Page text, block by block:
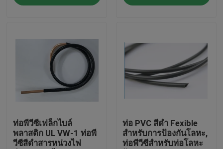
ขอใบเสนอราคา
ท่อพีวีซียืดหยุ่น
ท่ออ่อนลูกฟูก
ท่อพีวีซีเฟล็กไบล์
พลาสติก UL VW-1 ท่อพี
วีซีสีดำสารหน่วงไฟ
ท่อ PVC สีดำ Fexible
สำหรับการป้องกันโลหะ,
ท่อพีวีซีสำหรับท่อโลหะ